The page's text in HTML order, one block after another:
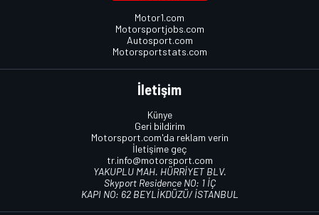
Motor1.com
Motorsportjobs.com
Autosport.com
Motorsportstats.com
İletişim
Künye
Geri bildirim
Motorsport.com'da reklam verin
İletişime geç
tr.info@motorsport.com
YAKUPLU MAH. HÜRRİYET BLV.
Skyport Residence NO: 1 İÇ
KAPI NO: 62 BEYLİKDÜZÜ/ İSTANBUL